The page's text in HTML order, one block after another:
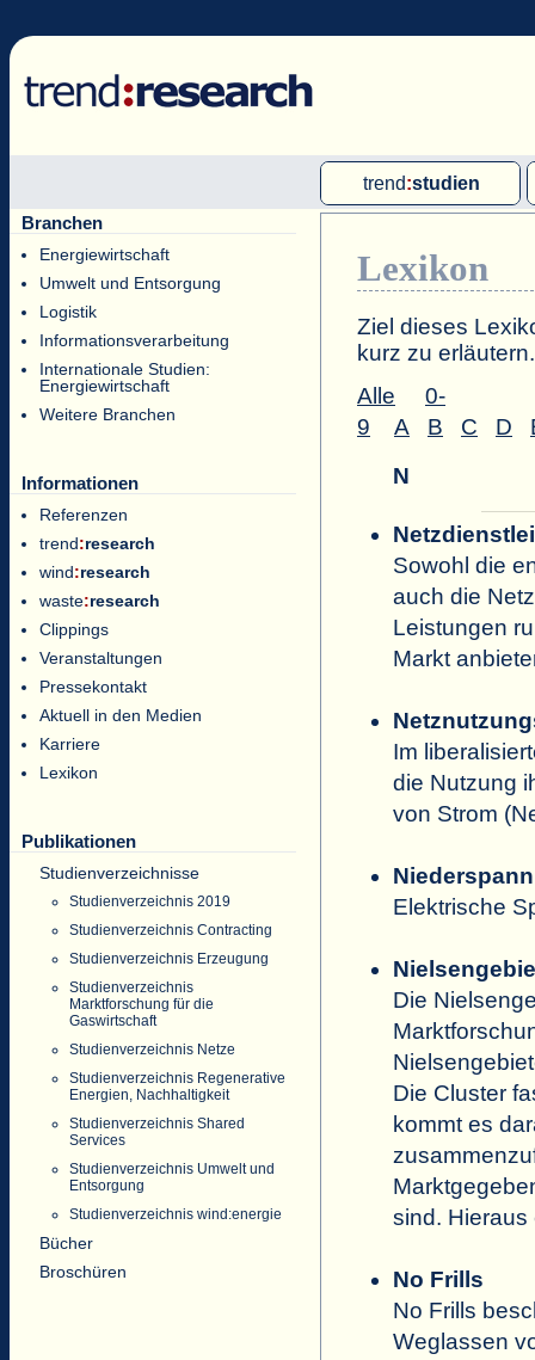
trend:studien
Single-Client-Studien
Branchen
Energiewirtschaft
Umwelt und Entsorgung
Logistik
Informationsverarbeitung
Internationale Studien:
Energiewirtschaft
Weitere Branchen
Informationen
Referenzen
trend:research
wind:research
waste:research
Clippings
Veranstaltungen
Pressekontakt
Aktuell in den Medien
Karriere
Lexikon
Publikationen
Studienverzeichnisse
Studienverzeichnis 2019
Studienverzeichnis Contracting
Studienverzeichnis Erzeugung
Studienverzeichnis
Marktforschung für die
Gaswirtschaft
Studienverzeichnis Netze
Studienverzeichnis Regenerative
Energien, Nachhaltigkeit
Studienverzeichnis Shared
Services
Studienverzeichnis Umwelt und
Entsorgung
Studienverzeichnis wind:energie
Bücher
Broschüren
Lexikon
Ziel dieses
kurz zu erläutern.
Alle
0-
9
A B C D
N
Sowohl die
auch die
Leistungen
Markt
Im
die Nutzung
von Strom
Elektrische
Die
Die Cluster
kommt es
sind.
No Frills
No Frills
Weglassen